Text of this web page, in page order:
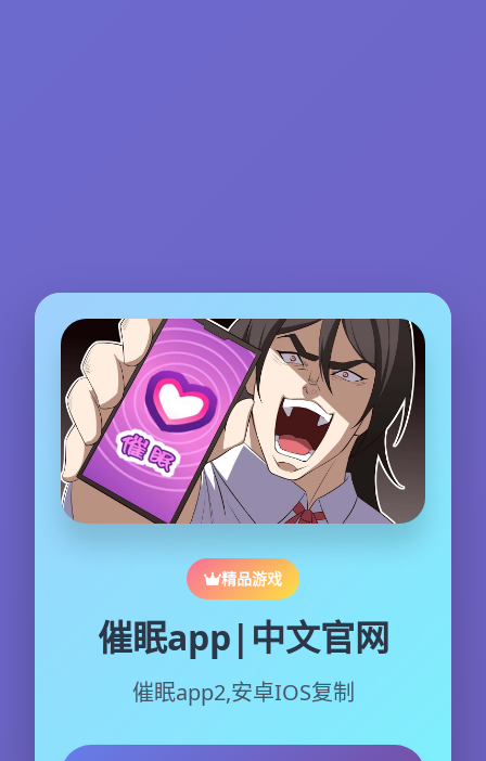
精品游戏
催眠app|中文官网
催眠app2,安卓IOS复制